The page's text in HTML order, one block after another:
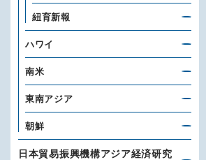
紐育新報
ハワイ
南米
東南アジア
朝鮮
日本貿易振興機構アジア経済研究